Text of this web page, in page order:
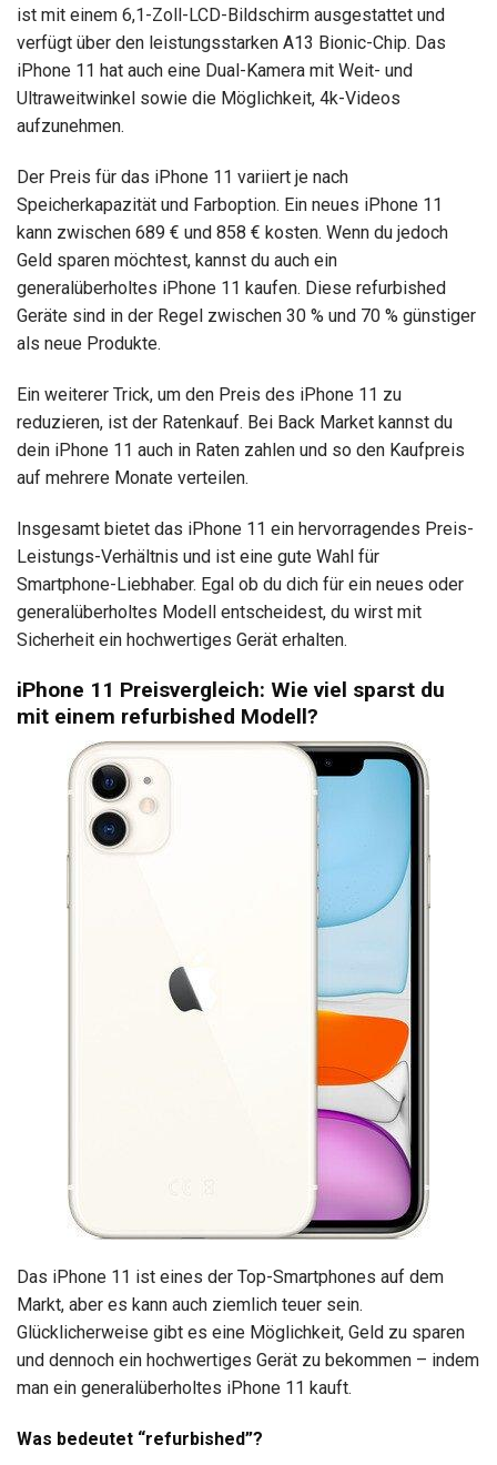
ist mit einem 6,1-Zoll-LCD-Bildschirm ausgestattet und
verfügt über den leistungsstarken A13 Bionic-Chip. Das
iPhone 11 hat auch eine Dual-Kamera mit Weit- und
Ultraweitwinkel sowie die Möglichkeit, 4k-Videos
aufzunehmen.
Der Preis für das iPhone 11 variiert je nach
Speicherkapazität und Farboption. Ein neues iPhone 11
kann zwischen 689 € und 858 € kosten. Wenn du jedoch
Geld sparen möchtest, kannst du auch ein
generalüberholtes iPhone 11 kaufen. Diese refurbished
Geräte sind in der Regel zwischen 30 % und 70 % günstiger
als neue Produkte.
Ein weiterer Trick, um den Preis des iPhone 11 zu
reduzieren, ist der Ratenkauf. Bei Back Market kannst du
dein iPhone 11 auch in Raten zahlen und so den Kaufpreis
auf mehrere Monate verteilen.
Insgesamt bietet das iPhone 11 ein hervorragendes Preis-
Leistungs-Verhältnis und ist eine gute Wahl für
Smartphone-Liebhaber. Egal ob du dich für ein neues oder
generalüberholtes Modell entscheidest, du wirst mit
Sicherheit ein hochwertiges Gerät erhalten.
iPhone 11 Preisvergleich: Wie viel sparst du
mit einem refurbished Modell?
Das iPhone 11 ist eines der Top-Smartphones auf dem
Markt, aber es kann auch ziemlich teuer sein.
Glücklicherweise gibt es eine Möglichkeit, Geld zu sparen
und dennoch ein hochwertiges Gerät zu bekommen – indem
man ein generalüberholtes iPhone 11 kauft.
Was bedeutet “refurbished”?